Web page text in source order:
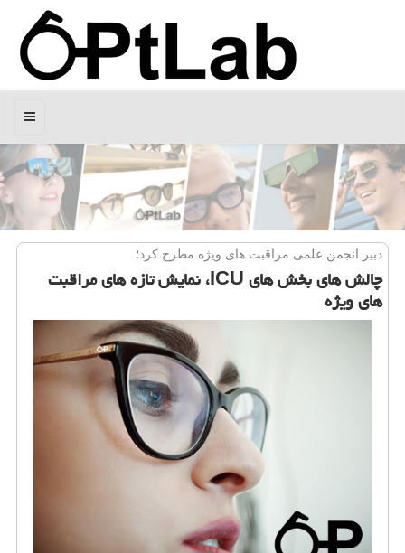
منو
دبیر انجمن علمی مراقبت های ویژه مطرح كرد؛
چالش های بخش های ICU، نمایش تازه های مراقبت
های ویژه